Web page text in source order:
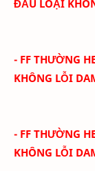
ĐẦU LOẠI
- FF THƯỜNG
KHÔNG LỖI
- FF THƯỜNG
KHÔNG LỖI